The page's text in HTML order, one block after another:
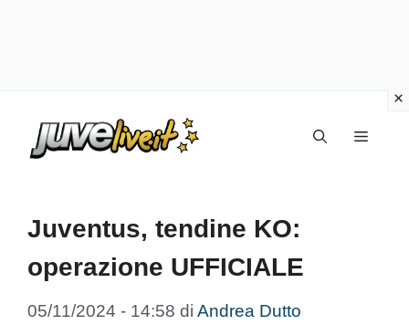
Menu
Juventus, tendine KO:
operazione UFFICIALE
05/11/2024 - 14:58 di Andrea Dutto